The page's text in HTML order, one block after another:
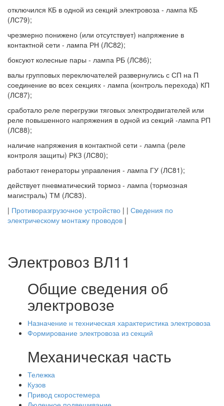
отключился КБ в одной из секций электровоза - лампа КБ
(ЛС79);
чрезмерно понижено (или отсутствует) напряжение в
контактной сети - лампа РН (ЛС82);
боксуют колесные пары - лампа РБ (ЛС86);
валы групповых переключателей развернулись с СП на П
соединение во всех секциях - лампа (контроль перехода) КП
(ЛС87);
сработало реле перегрузки тяговых электродвигателей или
реле повышенного напряжения в одной из секций -лампа РП
(ЛС88);
наличие напряжения в контактной сети - лампа (реле
контроля защиты) РКЗ (ЛС80);
работают генераторы управления - лампа ГУ (ЛС81);
действует пневматический тормоз - лампа (тормозная
магистраль) ТМ (ЛС83).
| Противоразгрузочное устройство | | Сведения по
электрическому монтажу проводов |
Электровоз ВЛ11
Общие сведения об
электровозе
Назначение н техническая характеристика электровоза
Формирование электровоза из секций
Механическая часть
Тележка
Кузов
Привод скоростемера